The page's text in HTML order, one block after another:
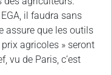
il faudra sans
assure que les outils
agricoles » seront
vu de Paris, c’est